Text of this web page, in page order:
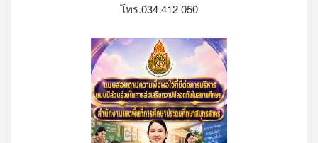
โทร.034 412 050